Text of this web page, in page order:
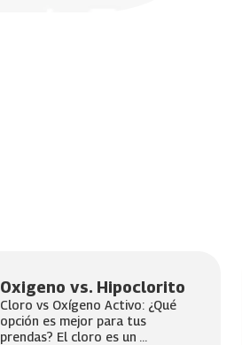
Oxigeno vs. Hipoclorito
Cloro vs Oxígeno Activo: ¿Qué
opción es mejor para tus
prendas? El cloro es un ...